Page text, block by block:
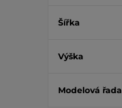
Šířka
Výška
Modelová řada